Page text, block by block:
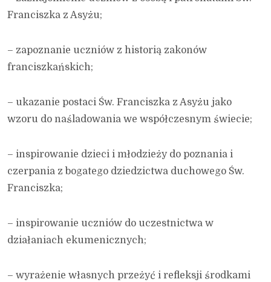
Franciszka z Asyżu;
– zapoznanie uczniów z historią zakonów
franciszkańskich;
– ukazanie postaci Św. Franciszka z Asyżu jako
wzoru do naśladowania we współczesnym świecie;
– inspirowanie dzieci i młodzieży do poznania i
czerpania z bogatego dziedzictwa duchowego Św.
Franciszka;
– inspirowanie uczniów do uczestnictwa w
działaniach ekumenicznych;
– wyrażenie własnych przeżyć i refleksji środkami